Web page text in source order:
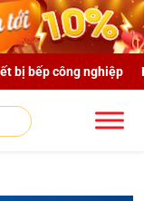
bị bếp công nghiệp